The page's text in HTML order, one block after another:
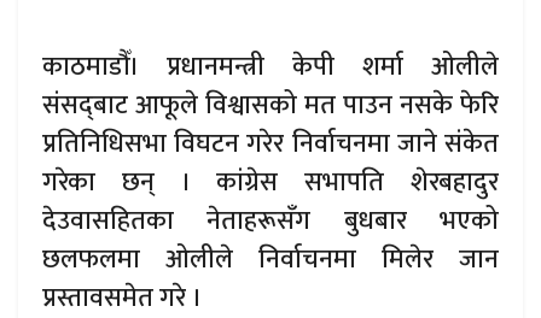
काठमाडौँ। प्रधानमन्त्री केपी शर्मा ओलीले
संसद्‌बाट आफूले विश्वासको मत पाउन नसके फेरि
प्रतिनिधिसभा विघटन गरेर निर्वाचनमा जाने संकेत
गरेका छन् । कांग्रेस सभापति शेरबहादुर
देउवासहितका नेताहरूसँग बुधबार भएको
छलफलमा ओलीले निर्वाचनमा मिलेर जान
प्रस्तावसमेत गरे ।